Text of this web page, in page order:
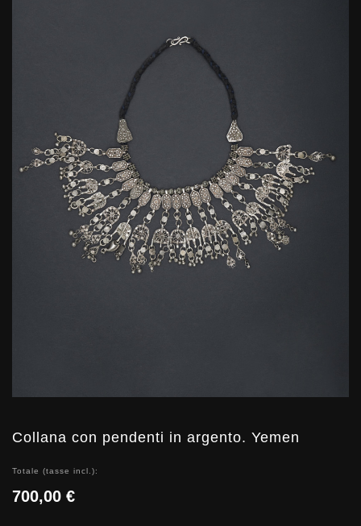
Collana con pendenti in argento. Yemen
Totale (tasse incl.):
700,00 €